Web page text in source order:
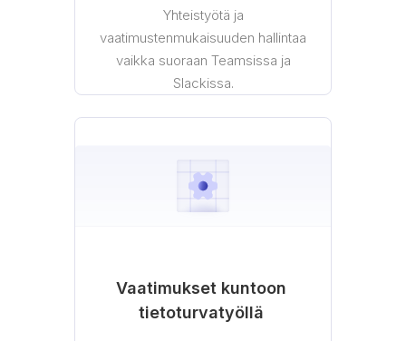
Yhteistyötä ja
vaatimustenmukaisuuden hallintaa
vaikka suoraan Teamsissa ja
Slackissa.
Vaatimukset kuntoon
tietoturvatyöllä